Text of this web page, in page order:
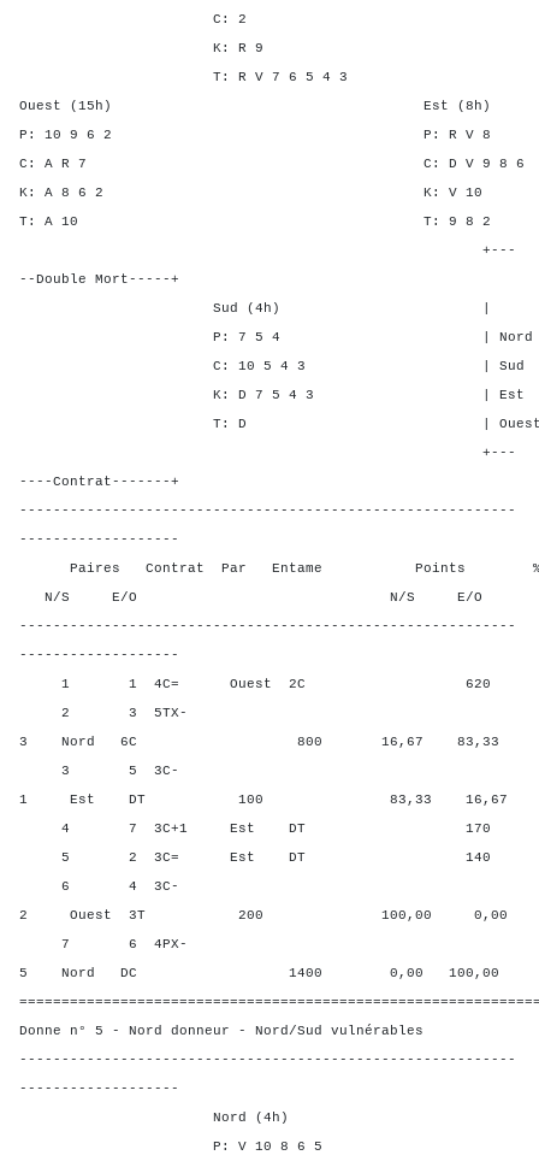
C: 2
K: R 9
T: R V 7 6 5 4 3
Ouest (15h) Est (8h)
P: 10 9 6 2 P: R
C: A R 7 C: D V 9
K: A 8 6 2 K: V
T: A 10 T: 9
+---
--Double Mort-----+
Sud (4h) | SA P C
P: 7 5 4 | Nord - -
C: 10 5 4 3 | Sud - -
K: D 7 5 4 3 | Est 1 4
T: D | Ouest 4 4
+---
----Contrat-------+
-----------------------------------------------------------
-------------------
Paires Contrat Par Entame Points %
N/S E/O N/S E/O N/
-----------------------------------------------------------
-------------------
1 1 4C= Ouest 2C 620
2 3 5TX-
3 Nord 6C 800 16,67 83,33
3 5 3C-
1 Est DT 100 83,33 16,67
4 7 3C+1 Est DT 170
5 2 3C= Est DT 140
6 4 3C-
2 Ouest 3T 200 100,00 0,00
7 6 4PX-
5 Nord DC 1400 0,00 100,00
Donne n° 5 - Nord donneur - Nord/Sud vulnérables
-----------------------------------------------------------
-------------------
Nord (4h)
P: V 10 8 6 5